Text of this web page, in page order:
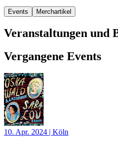
Events Merchartikel
Veranstaltungen und
Vergangene Events
10. Apr. 2024 | Köln